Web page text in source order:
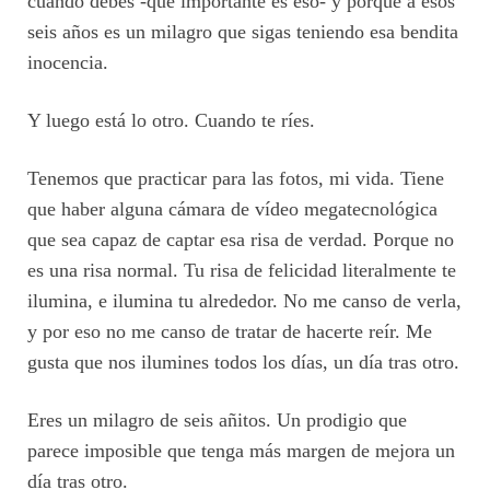
seis años es un milagro que sigas teniendo esa bendita
inocencia.
Y luego está lo otro. Cuando te ríes.
Tenemos que practicar para las fotos, mi vida. Tiene
que haber alguna cámara de vídeo megatecnológica
que sea capaz de captar esa risa de verdad. Porque no
es una risa normal. Tu risa de felicidad literalmente te
ilumina, e ilumina tu alrededor. No me canso de verla,
y por eso no me canso de tratar de hacerte reír. Me
gusta que nos ilumines todos los días, un día tras otro.
Eres un milagro de seis añitos. Un prodigio que
parece imposible que tenga más margen de mejora un
día tras otro.